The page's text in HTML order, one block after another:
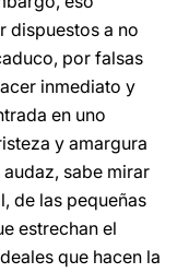
dispuestos a no
por falsas
inmediato y
en uno
y amargura
sabe mirar
de las pequeñas
estrechan el
que hacen la